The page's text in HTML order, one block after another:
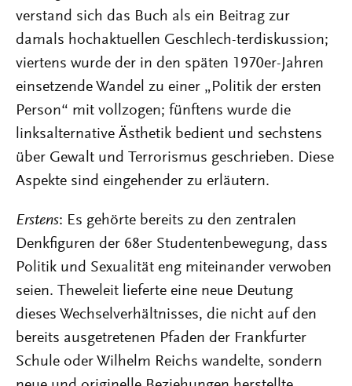
verstand sich das Buch als ein Beitrag zur
damals hochaktuellen Geschlech-terdiskussion;
viertens wurde der in den späten 1970er-Jahren
einsetzende Wandel zu einer „Politik der ersten
Person“ mit vollzogen; fünftens wurde die
linksalternative Ästhetik bedient und sechstens
über Gewalt und Terrorismus geschrieben. Diese
Aspekte sind eingehender zu erläutern.
Erstens: Es gehörte bereits zu den zentralen
Denkfiguren der 68er Studentenbewegung, dass
Politik und Sexualität eng miteinander verwoben
seien. Theweleit lieferte eine neue Deutung
dieses Wechselverhältnisses, die nicht auf den
bereits ausgetretenen Pfaden der Frankfurter
Schule oder Wilhelm Reichs wandelte, sondern